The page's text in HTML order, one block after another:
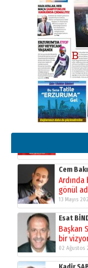
28 Temmuz
Ahmet
Ahmed
26 Mart
Cem
Ardında
gönül
13 Mayıs
Esat
Başkan
bir
02 Ağustos
Kadir
29 Haziran
Kenan
Murat
çıtayı
17 Şubat 2026 SalıOrhan